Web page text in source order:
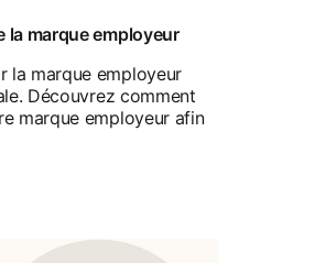
la marque employeur
la marque employeur
Découvrez comment
marque employeur afin